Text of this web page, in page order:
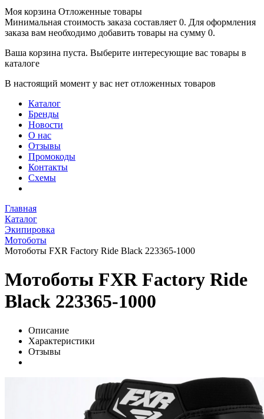
Моя корзина Отложенные товары
Минимальная стоимость заказа составляет 0. Для оформления
заказа вам необходимо добавить товары на сумму 0.
Ваша корзина пуста. Выберите интересующие вас товары в
каталоге
В настоящий момент у вас нет отложенных товаров
Каталог
Бренды
Новости
О нас
Отзывы
Промокоды
Контакты
Схемы
Главная
Каталог
Экипировка
Мотоботы
Мотоботы FXR Factory Ride Black 223365-1000
Мотоботы FXR Factory Ride
Black 223365-1000
Описание
Характеристики
Отзывы